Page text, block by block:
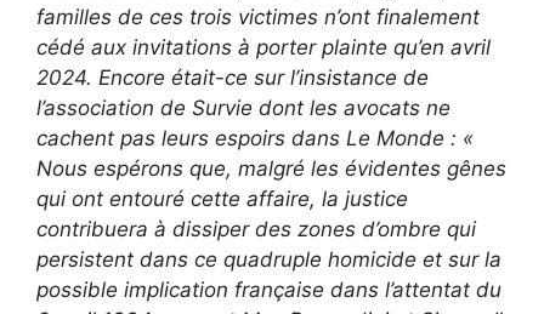
familles de ces trois victimes n’ont finalement
cédé aux invitations à porter plainte qu’en avril
2024. Encore était-ce sur l’insistance de
l’association de Survie dont les avocats ne
cachent pas leurs espoirs dans Le Monde : «
Nous espérons que, malgré les évidentes gênes
qui ont entouré cette affaire, la justice
contribuera à dissiper des zones d’ombre qui
persistent dans ce quadruple homicide et sur la
possible implication française dans l’attentat du